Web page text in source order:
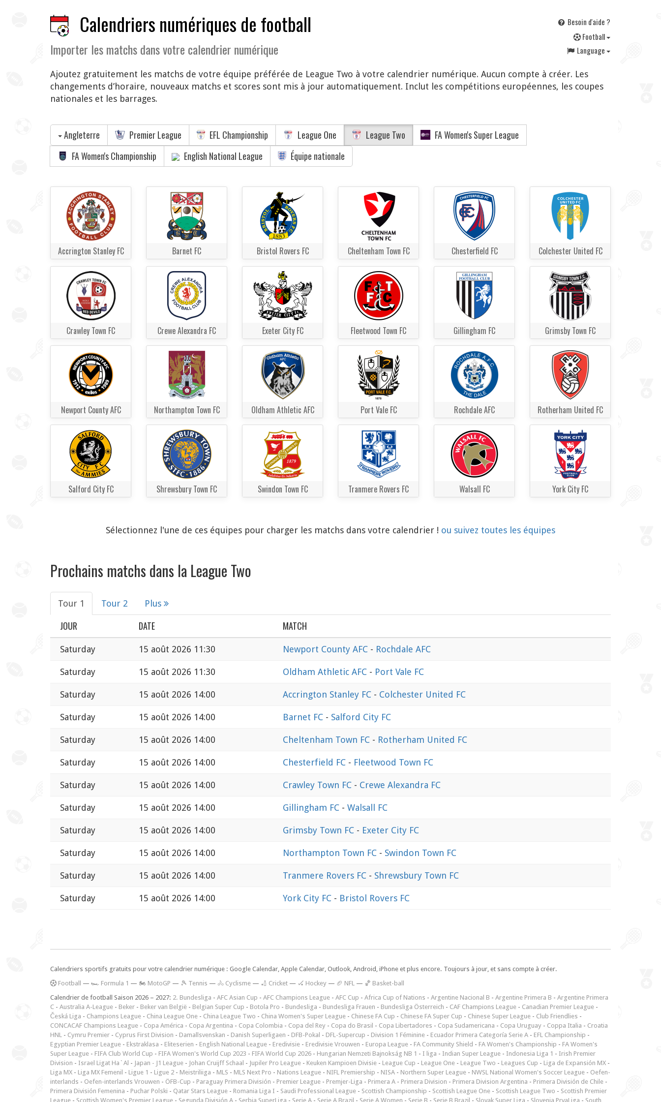
Calendriers numériques de football
Importer les matchs dans votre calendrier numérique
Besoin d'aide ?
Football
Language
Ajoutez gratuitement les matchs de votre équipe préférée de League Two à votre calendrier numérique. Aucun compte à créer. Les
changements d’horaire, nouveaux matchs et scores sont mis à jour automatiquement. Inclut les compétitions européennes, les coupes
nationales et les barrages.
Angleterre Premier League EFL Championship League One League Two
FA Women's Super League
FA Women's Championship
English National League Équipe nationale
Accrington Stanley FC Barnet FC Bristol Rovers FC Cheltenham Town FC Chesterfield FC Colchester United FC
Crawley Town FC Crewe Alexandra FC Exeter City FC Fleetwood Town FC Gillingham FC Grimsby Town FC
Newport County AFC Northampton Town FC Oldham Athletic AFC Port Vale FC Rochdale AFC Rotherham United FC
Salford City FC Shrewsbury Town FC Swindon Town FC Tranmere Rovers FC Walsall FC York City FC
Sélectionnez l'une de ces équipes pour charger les matchs dans votre calendrier ! ou suivez toutes les équipes
Prochains matchs dans la League Two
Tour 1 Tour 2 Plus
JOUR DATE MATCH
Saturday 15 août 2026 11:30 Newport County AFC - Rochdale AFC
Saturday 15 août 2026 11:30 Oldham Athletic AFC - Port Vale FC
Saturday 15 août 2026 14:00 Accrington Stanley FC - Colchester United FC
Saturday 15 août 2026 14:00 Barnet FC - Salford City FC
Saturday 15 août 2026 14:00 Cheltenham Town FC - Rotherham United FC
Saturday 15 août 2026 14:00 Chesterfield FC - Fleetwood Town FC
Saturday 15 août 2026 14:00 Crawley Town FC - Crewe Alexandra FC
Saturday 15 août 2026 14:00 Gillingham FC - Walsall FC
Saturday 15 août 2026 14:00 Grimsby Town FC - Exeter City FC
Saturday 15 août 2026 14:00 Northampton Town FC - Swindon Town FC
Saturday 15 août 2026 14:00 Tranmere Rovers FC - Shrewsbury Town FC
Saturday 15 août 2026 14:00 York City FC - Bristol Rovers FC
Calendriers sportifs gratuits pour votre calendrier numérique : Google Calendar, Apple Calendar, Outlook, Android, iPhone et plus encore. Toujours à jour, et sans compte à créer.
Football — 🏎️ Formula 1 — 🏍 MotoGP — 🎾 Tennis — 🚴 Cyclisme — 🏏 Cricket — 🏑 Hockey — 🏈 NFL — 🏀 Basket-ball
Calendrier de football Saison 2026 – 2027: 2. Bundesliga - AFC Asian Cup - AFC Champions League - AFC Cup - Africa Cup of Nations - Argentine Nacional B - Argentine Primera B - Argentine Primera
C - Australia A-League - Beker - Beker van België - Belgian Super Cup - Botola Pro - Bundesliga - Bundesliga Frauen - Bundesliga Österreich - CAF Champions League - Canadian Premier League -
Česká Liga - Champions League - China League One - China League Two - China Women's Super League - Chinese FA Cup - Chinese FA Super Cup - Chinese Super League - Club Friendlies -
CONCACAF Champions League - Copa América - Copa Argentina - Copa Colombia - Copa del Rey - Copa do Brasil - Copa Libertadores - Copa Sudamericana - Copa Uruguay - Coppa Italia - Croatia
HNL - Cymru Premier - Cyprus First Division - Damallsvenskan - Danish Superligaen - DFB-Pokal - DFL-Supercup - Division 1 Féminine - Ecuador Primera Categoría Serie A - EFL Championship -
Egyptian Premier League - Ekstraklasa - Eliteserien - English National League - Eredivisie - Eredivisie Vrouwen - Europa League - FA Community Shield - FA Women's Championship - FA Women's
Super League - FIFA Club World Cup - FIFA Women's World Cup 2023 - FIFA World Cup 2026 - Hungarian Nemzeti Bajnokság NB 1 - I liga - Indian Super League - Indonesia Liga 1 - Irish Premier
Division - Israel Ligat Ha`Al - Japan - J1 League - Johan Cruijff Schaal - Jupiler Pro League - Keuken Kampioen Divisie - League Cup - League One - League Two - Leagues Cup - Liga de Expansión MX -
Liga MX - Liga MX Femenil - Ligue 1 - Ligue 2 - Meistriliiga - MLS - MLS Next Pro - Nations League - NIFL Premiership - NISA - Northern Super League - NWSL National Women's Soccer League - Oefen-
interlands - Oefen-interlands Vrouwen - ÖFB-Cup - Paraguay Primera División - Premier League - Premjer-Liga - Primera A - Primera Division - Primera Division Argentina - Primera División de Chile -
Primera División Femenina - Puchar Polski - Qatar Stars League - Romania Liga I - Saudi Professional League - Scottish Championship - Scottish League One - Scottish League Two - Scottish Premier
League - Scottish Women's Premier League - Segunda División A - Serbia SuperLiga - Serie A - Serie A Brazil - Serie A Women - Serie B - Serie B Brazil - Slovak Super Liga - Slovenia PrvaLiga - South